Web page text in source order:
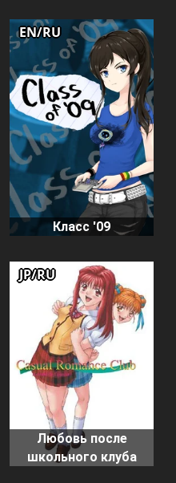
Класс '09
EN/RU
Любовь после
школьного клуба
JP/RU